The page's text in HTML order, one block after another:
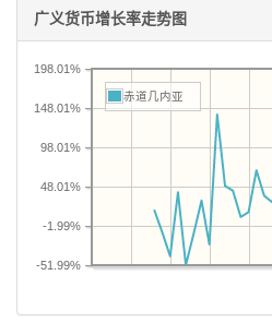
广义货币增长率走势图
-51.99%
-1.99%
48.01%
98.01%
148.01%
198.01%
赤道几内亚